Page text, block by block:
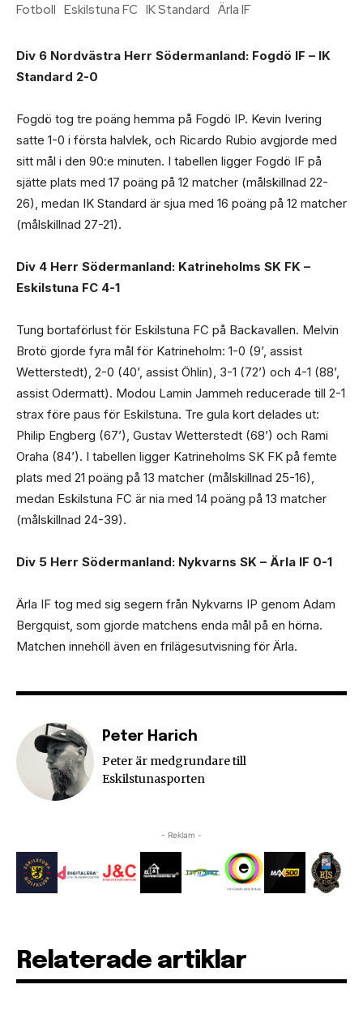
Fotboll Eskilstuna FC IK Standard Ärla IF
Div 6 Nordvästra Herr Södermanland: Fogdö IF – IK
Standard 2-0
Fogdö tog tre poäng hemma på Fogdö IP. Kevin Ivering
satte 1-0 i första halvlek, och Ricardo Rubio avgjorde med
sitt mål i den 90:e minuten. I tabellen ligger Fogdö IF på
sjätte plats med 17 poäng på 12 matcher (målskillnad 22-
26), medan IK Standard är sjua med 16 poäng på 12 matcher
(målskillnad 27-21).
Div 4 Herr Södermanland: Katrineholms SK FK –
Eskilstuna FC 4-1
Tung bortaförlust för Eskilstuna FC på Backavallen. Melvin
Brotö gjorde fyra mål för Katrineholm: 1-0 (9’, assist
Wetterstedt), 2-0 (40’, assist Öhlin), 3-1 (72’) och 4-1 (88’,
assist Odermatt). Modou Lamin Jammeh reducerade till 2-1
strax före paus för Eskilstuna. Tre gula kort delades ut:
Philip Engberg (67’), Gustav Wetterstedt (68’) och Rami
Oraha (84’). I tabellen ligger Katrineholms SK FK på femte
plats med 21 poäng på 13 matcher (målskillnad 25-16),
medan Eskilstuna FC är nia med 14 poäng på 13 matcher
(målskillnad 24-39).
Div 5 Herr Södermanland: Nykvarns SK – Ärla IF 0-1
Ärla IF tog med sig segern från Nykvarns IP genom Adam
Bergquist, som gjorde matchens enda mål på en hörna.
Matchen innehöll även en frilägesutvisning för Ärla.
Peter Harich
Peter är medgrundare till
Eskilstunasporten
- Reklam -
Relaterade artiklar